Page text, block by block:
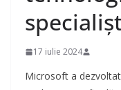
17 iulie 2024
Microsoft a